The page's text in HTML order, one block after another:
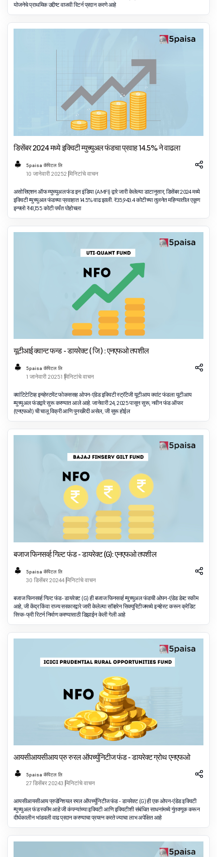
योजनेचे प्राथमिक उद्दीष्ट वाजवी रिटर्न प्रदान करणे आहे
डिसेंबर 2024 मध्ये इक्विटी म्युच्युअल फंडचा प्रवाह 14.5% ने वाढला
5paisa कॅपिटल लि
10 जानेवारी 20252 मिनिटांचे वाचन
असोसिएशन ऑफ म्युच्युअल फंड इन इंडिया (AMFI) द्वारे जारी केलेल्या डाटानुसार, डिसेंबर 2024 मध्ये
इक्विटी म्युच्युअल फंडच्या प्रवाहात 14.5% वाढ झाली. ₹35,943.4 कोटीच्या तुलनेत महिन्यातील एकूण
इन्फ्लो ₹41,155 कोटी पर्यंत पोहोचला
यूटीआई क्वान्ट फन्ड - डायरेक्ट ( जि ) : एनएफओ तपशील
5paisa कॅपिटल लि
1 जानेवारी 20251 मिनिटांचे वाचन
क्वांटिटेटिव्ह इन्व्हेस्टमेंट फोकससह ओपन-एंडेड इक्विटी स्ट्रॅटेजी यूटीआय क्वांट फंडला यूटीआय
म्युच्युअल फंडद्वारे सुरू करण्यात आले आहे. जानेवारी 24, 2025 पासून सुरू, नवीन फंड ऑफर
(एनएफओ) ची चालू विक्री आणि पुनर्खरेदी असेल, जी सुरू होईल
बजाज फिनसर्व्ह गिल्ट फंड - डायरेक्ट (G): एनएफओ तपशील
5paisa कॅपिटल लि
30 डिसेंबर 20244 मिनिटांचे वाचन
बजाज फिनसर्व्ह गिल्ट फंड- डायरेक्ट (G) ही बजाज फिनसर्व्ह म्युच्युअल फंडची ओपन-एंडेड डेब्ट स्कीम
आहे, जी केंद्र किंवा राज्य सरकारद्वारे जारी केलेल्या सॉव्हरेन सिक्युरिटीजमध्ये इन्व्हेस्ट करून क्रेडिट
रिस्क-फ्री रिटर्न निर्माण करण्यासाठी डिझाईन केली गेली आहे
आयसीआयसीआय प्रु रुरल ऑपर्च्युनिटीज फंड - डायरेक्ट ग्रोथ एनएफओ
5paisa कॅपिटल लि
27 डिसेंबर 20243 मिनिटांचे वाचन
आयसीआयसीआय प्रुडेन्शियल रुरल ऑपर्च्युनिटीज फंड - डायरेक्ट (G) ही एक ओपन-एंडेड इक्विटी
म्युच्युअल फंड स्कीम आहे जी कंपन्यांच्या इक्विटी आणि इक्विटीशी संबंधित साधनांमध्ये गुंतवणूक करून
दीर्घकालीन भांडवली वाढ प्रदान करण्याचा प्रयत्न करते ज्याचा लाभ अपेक्षित आहे